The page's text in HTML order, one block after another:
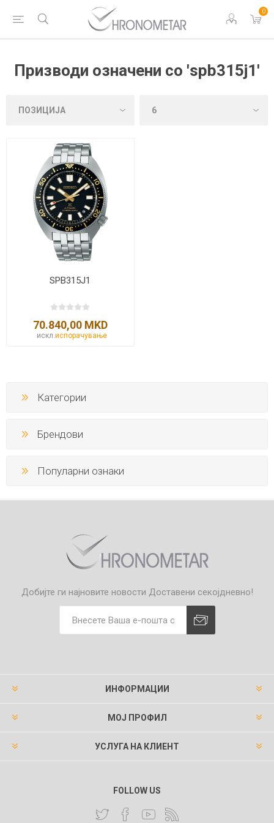
0
Призводи означени со 'spb315j1'
SPB315J1
70.840,00 MKD
искл. испорачување
Категории
Брендови
Популарни ознаки
Добијте ги најновите новости Доставени секојдневно!
ИНФОРМАЦИИ
МОЈ ПРОФИЛ
УСЛУГА НА КЛИЕНТ
FOLLOW US